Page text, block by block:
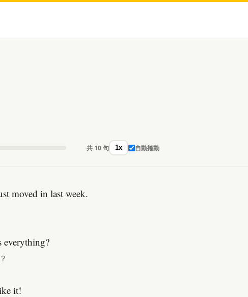
共 10 句 1x 自動捲動
moved in last week.
everything?
it!